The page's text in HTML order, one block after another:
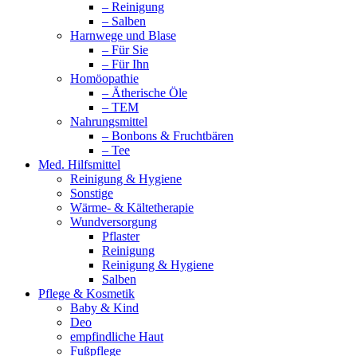
– Reinigung
– Salben
Harnwege und Blase
– Für Sie
– Für Ihn
Homöopathie
– Ätherische Öle
– TEM
Nahrungsmittel
– Bonbons & Fruchtbären
– Tee
Med. Hilfsmittel
Reinigung & Hygiene
Sonstige
Wärme- & Kältetherapie
Wundversorgung
Pflaster
Reinigung
Reinigung & Hygiene
Salben
Pflege & Kosmetik
Baby & Kind
Deo
empfindliche Haut
Fußpflege